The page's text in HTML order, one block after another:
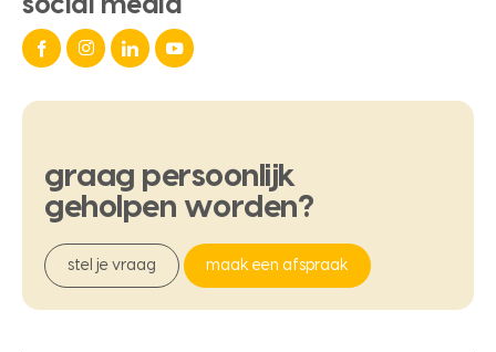
social media
graag persoonlijk
geholpen worden?
stel je vraag maak een afspraak